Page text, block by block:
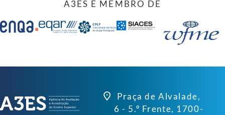
A3ES É MEMBRO DE
Praça de Alvalade,
6 - 5.º Frente, 1700-